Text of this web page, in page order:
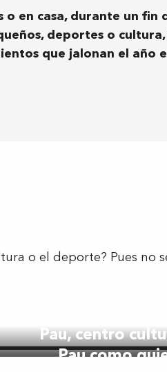
o en casa, durante un
deportes o
que jalonan el año
o el deporte? Pues no
Pau, centro
Pau como